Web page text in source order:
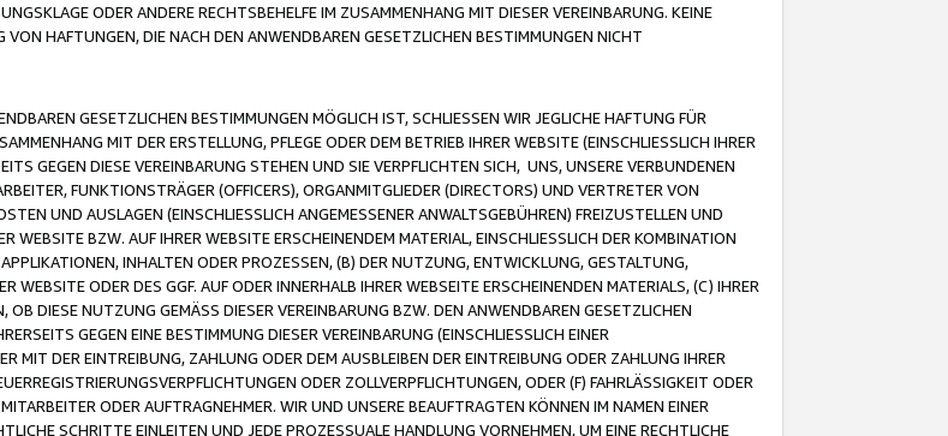
ODER ANDERE RECHTSBEHELFE IM ZUSAMMENHANG MIT DIESER VEREINBARUNG. KEINE
HAFTUNGEN, DIE NACH DEN ANWENDBAREN GESETZLICHEN BESTIMMUNGEN NICHT
GESETZLICHEN BESTIMMUNGEN MÖGLICH IST, SCHLIESSEN WIR JEGLICHE HAFTUNG FÜR
MIT DER ERSTELLUNG, PFLEGE ODER DEM BETRIEB IHRER WEBSITE (EINSCHLIESSLICH IHRER
GEGEN DIESE VEREINBARUNG STEHEN UND SIE VERPFLICHTEN SICH, UNS, UNSERE VERBUNDENEN
FUNKTIONSTRÄGER (OFFICERS), ORGANMITGLIEDER (DIRECTORS) UND VERTRETER VON
UND AUSLAGEN (EINSCHLIESSLICH ANGEMESSENER ANWALTSGEBÜHREN) FREIZUSTELLEN UND
BZW. AUF IHRER WEBSITE ERSCHEINENDEM MATERIAL, EINSCHLIESSLICH DER KOMBINATION
INHALTEN ODER PROZESSEN, (B) DER NUTZUNG, ENTWICKLUNG, GESTALTUNG,
WEBSITE ODER DES GGF. AUF ODER INNERHALB IHRER WEBSEITE ERSCHEINENDEN MATERIALS, (C) IHRER
DIESE NUTZUNG GEMÄSS DIESER VEREINBARUNG BZW. DEN ANWENDBAREN GESETZLICHEN
GEGEN EINE BESTIMMUNG DIESER VEREINBARUNG (EINSCHLIESSLICH EINER
MIT DER EINTREIBUNG, ZAHLUNG ODER DEM AUSBLEIBEN DER EINTREIBUNG ODER ZAHLUNG IHRER
ODER ZOLLVERPFLICHTUNGEN, ODER (F) FAHRLÄSSIGKEIT ODER
ODER AUFTRAGNEHMER. WIR UND UNSERE BEAUFTRAGTEN KÖNNEN IM NAMEN EINER
SCHRITTE EINLEITEN UND JEDE PROZESSUALE HANDLUNG VORNEHMEN, UM EINE RECHTLICHE